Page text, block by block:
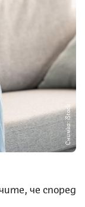
Снимка: iStock
че според